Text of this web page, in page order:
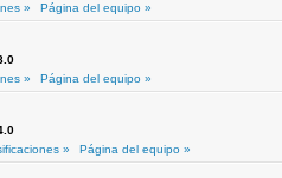
»
Página del equipo »
»
Página del equipo »
»
Página del equipo »